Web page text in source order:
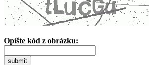
Opíšte kód z obrázku:
submit